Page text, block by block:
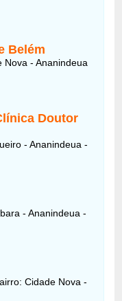
Belém
Nova - Ananindeua
Doutor
- Ananindeua -
- Ananindeua -
Cidade Nova -